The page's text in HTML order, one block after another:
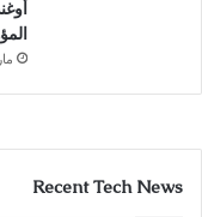
Recent Tech News